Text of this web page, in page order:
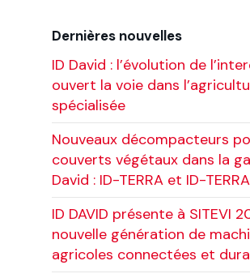
Dernières nouvelles
ID David : l’évolution de
ouvert la voie dans
spécialisée
Nouveaux décompacteurs
couverts végétaux dans la
David : ID-TERRA et ID-
ID DAVID présente à SITEVI
nouvelle génération de
agricoles connectées et